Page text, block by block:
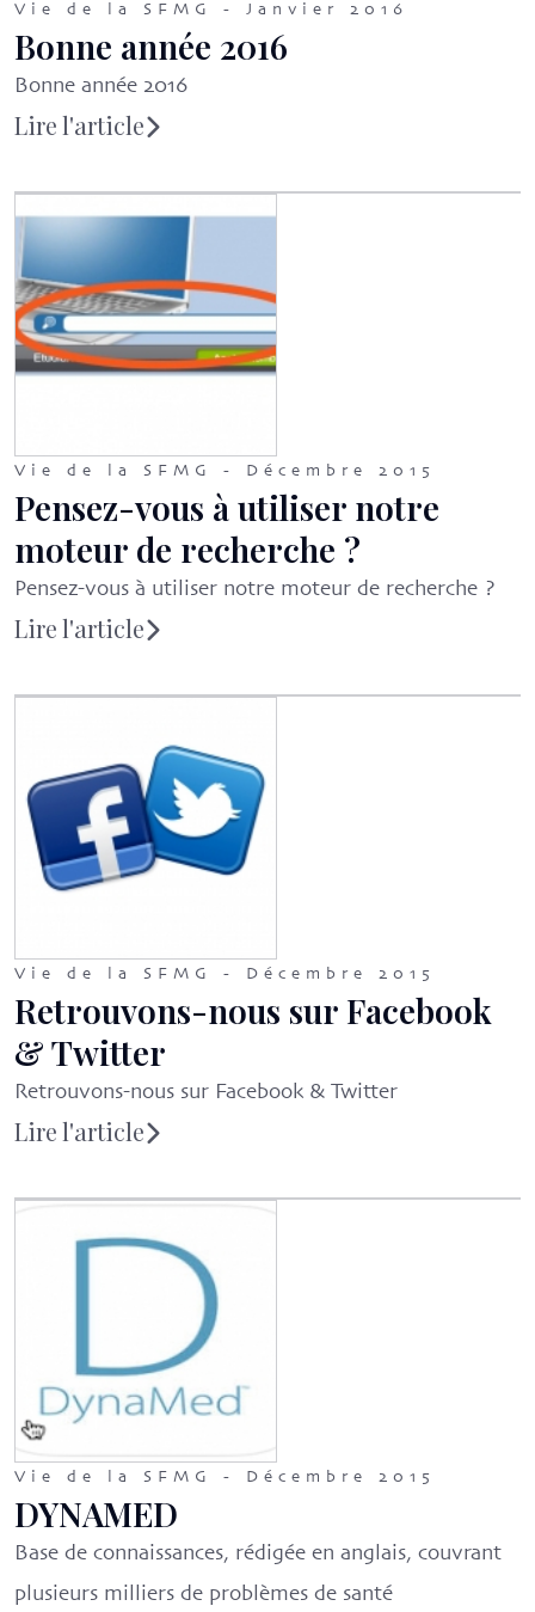
Vie de la SFMG - Janvier 2016
Bonne année 2016
Bonne année 2016
Lire l'article
Vie de la SFMG - Décembre 2015
Pensez-vous à utiliser notre
moteur de recherche ?
Pensez-vous à utiliser notre moteur de recherche ?
Lire l'article
Vie de la SFMG - Décembre 2015
Retrouvons-nous sur Facebook
& Twitter
Retrouvons-nous sur Facebook & Twitter
Lire l'article
Vie de la SFMG - Décembre 2015
DYNAMED
Base de connaissances, rédigée en anglais, couvrant
plusieurs milliers de problèmes de santé